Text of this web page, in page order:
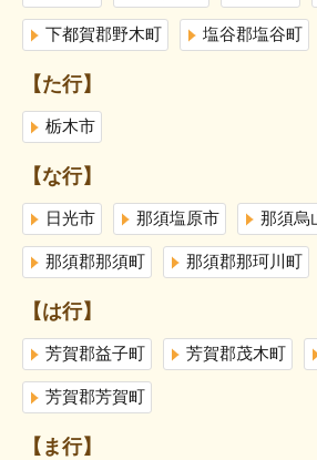
下都賀郡野木町 塩谷郡塩谷町
【た行】
栃木市
【な行】
日光市 那須塩原市 那須烏
那須郡那須町 那須郡那珂川町
【は行】
芳賀郡益子町 芳賀郡茂木町
芳賀郡芳賀町
【ま行】